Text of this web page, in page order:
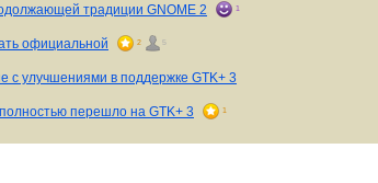
традиции GNOME 2 1
официальной 2 5
с улучшениями в поддержке GTK+ 3
перешло на GTK+ 3 1